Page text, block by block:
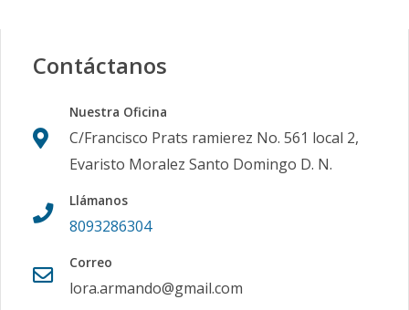
Contáctanos
Nuestra Oficina
C/Francisco Prats ramierez No. 561 local 2,
Evaristo Moralez Santo Domingo D. N.
Llámanos
8093286304
Correo
lora.armando@gmail.com